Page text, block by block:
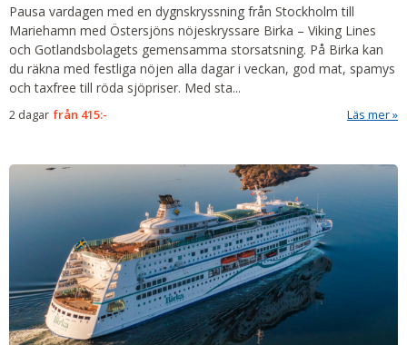
Pausa vardagen med en dygnskryssning från Stockholm till
Mariehamn med Östersjöns nöjeskryssare Birka – Viking Lines
och Gotlandsbolagets gemensamma storsatsning. På Birka kan
du räkna med festliga nöjen alla dagar i veckan, god mat, spamys
och taxfree till röda sjöpriser. Med sta...
2 dagar från 415:- Läs mer